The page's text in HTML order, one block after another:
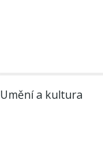
Umění a kultura